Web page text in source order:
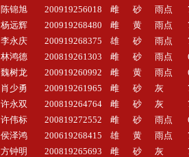
陈锦旭 200919256018 雌 砂 雨点
杨远辉 200919268480 雌 黄 雨点
李永庆 200919268375 雄 砂 雨点
林鸿德 200819261303 雌 砂 雨点
魏树龙 200919260992 雌 黄 雨点
肖少勇 200919261965 雌 砂 灰
许永双 200819264764 雌 砂 灰
许伟标 200819272552 雌 砂 雨点
侯泽鸿 200619268415 雄 黄 雨点
方钟明 200819265693 雌 砂 灰